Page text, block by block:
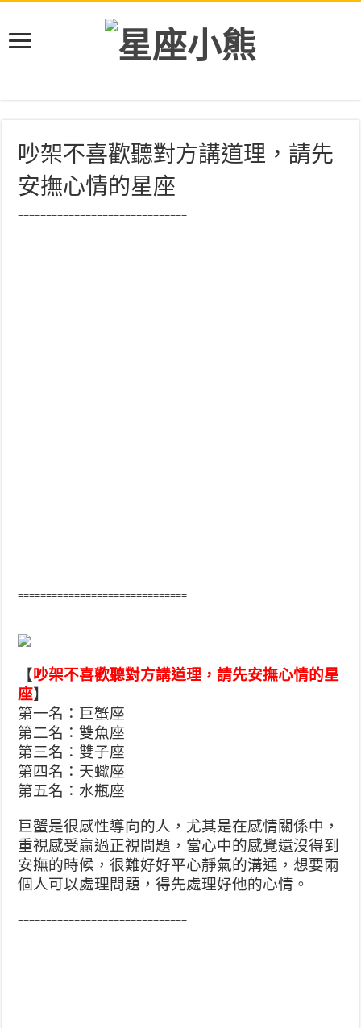
吵架不喜歡聽對方講道理，請先
安撫心情的星座
==============================
==============================
【吵架不喜歡聽對方講道理，請先安撫心情的星
座】
第一名：巨蟹座
第二名：雙魚座
第三名：雙子座
第四名：天蠍座
第五名：水瓶座
巨蟹是很感性導向的人，尤其是在感情關係中，
重視感受贏過正視問題，當心中的感覺還沒得到
安撫的時候，很難好好平心靜氣的溝通，想要兩
個人可以處理問題，得先處理好他的心情。
==============================